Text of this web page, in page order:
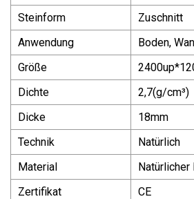
Steinform
Zuschnitt
Anwendung
Boden,
Größe
Dichte
2,7(g/cm³)
Dicke
18mm
Technik
Natürlich
Material
Natürlicher
Zertifikat
CE